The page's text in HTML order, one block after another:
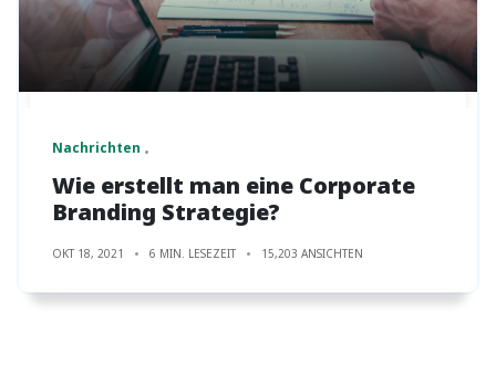
Nachrichten
Wie erstellt man eine Corporate
Branding Strategie?
OKT 18, 2021 6 MIN. LESEZEIT 15,203 ANSICHTEN